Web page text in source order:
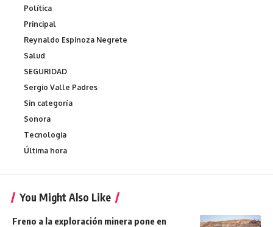
Política
Principal
Reynaldo Espinoza Negrete
Salud
SEGURIDAD
Sergio Valle Padres
Sin categoría
Sonora
Tecnologia
Última hora
You Might Also Like
Freno a la exploración minera pone en